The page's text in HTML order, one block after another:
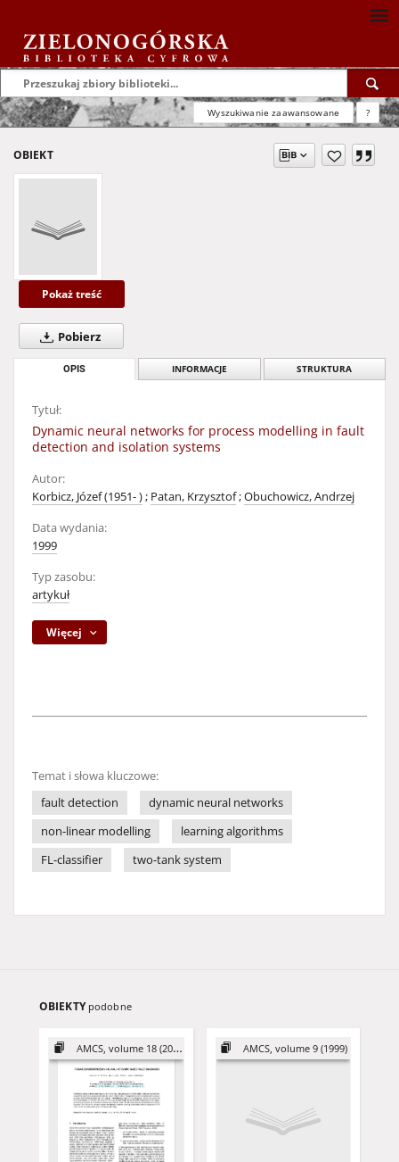
Wyszukiwanie zaawansowane ?
OBIEKT
Pokaż treść
Pobierz
OPIS INFORMACJE STRUKTURA
Tytuł:
Dynamic neural networks for process modelling in fault
detection and isolation systems
Autor:
Korbicz, Józef (1951- ); Patan, Krzysztof;Obuchowicz, Andrzej
Data wydania:
1999
Typ zasobu:
artykuł
Więcej
Temat i słowa kluczowe:
fault detection
dynamic neural networks
non-linear modelling
learning algorithms
FL-classifier
two-tank system
OBIEKTY podobne
AMCS, volume 18 (2008) AMCS, volume 9 (1999)